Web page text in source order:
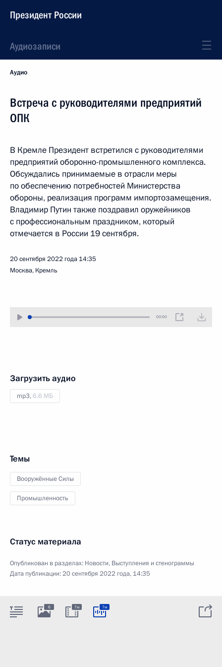
Президент России
Аудиозаписи
Аудио
Встреча с руководителями предприятий
ОПК
В Кремле Президент встретился с руководителями
предприятий оборонно-промышленного комплекса.
Обсуждались принимаемые в отрасли меры
по обеспечению потребностей Министерства
обороны, реализация программ импортозамещения.
Владимир Путин также поздравил оружейников
с профессиональным праздником, который
отмечается в России 19 сентября.
20 сентября 2022 года 14:35
Москва, Кремль
00:00
Загрузить аудио
mp3,6.6 МБ
Темы
Вооружённые Силы
Промышленность
Статус материала
Опубликован в разделах: Новости, Выступления и стенограммы
Дата публикации:20 сентября 2022 года, 14:35
6 7м 7м